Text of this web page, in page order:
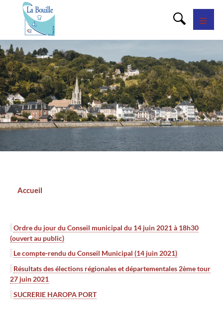
Accueil
Ordre du jour du Conseil municipal du 14 juin 2021 à 18h30
(ouvert au public)
Le compte-rendu du Conseil Municipal (14 juin 2021)
Résultats des élections régionales et départementales 2ème tour
27 juin 2021
SUCRERIE HAROPA PORT
Panneau de gestion des cookies